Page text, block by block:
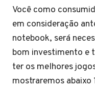
Você como
em consideração
notebook, será
bom investimento e
ter os melhores
mostraremos abaixo